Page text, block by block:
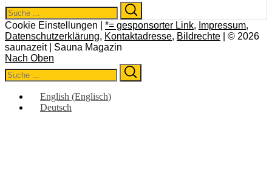
Search
for:
Cookie Einstellungen | *= gesponsorter Link, Impressum,
Datenschutzerklärung, Kontaktadresse, Bildrechte | © 2026
saunazeit | Sauna Magazin
Nach Oben
Search
for:
English (Englisch)
Deutsch